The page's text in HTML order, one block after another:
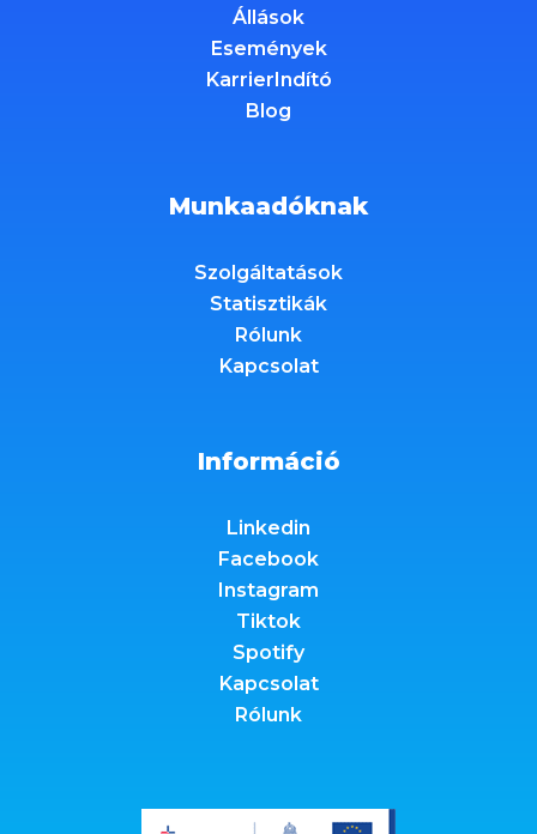
Állások
Események
KarrierIndító
Blog
Munkaadóknak
Szolgáltatások
Statisztikák
Rólunk
Kapcsolat
Információ
Linkedin
Facebook
Instagram
Tiktok
Spotify
Kapcsolat
Rólunk